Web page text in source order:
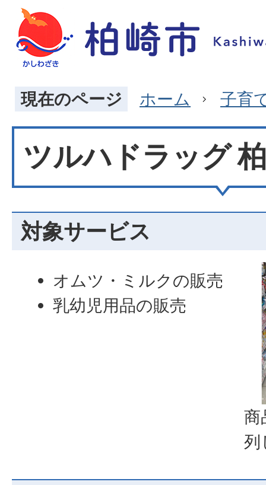
現在のページ ホーム 子育
ツルハドラッグ
対象サービス
商
列
オムツ・ミルクの販売
乳幼児用品の販売